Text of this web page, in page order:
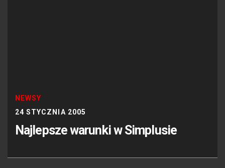
NEWSY
24 STYCZNIA 2005
Najlepsze warunki w Simplusie